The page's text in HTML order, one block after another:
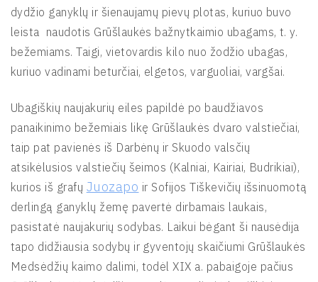
dydžio ganyklų ir šienaujamų pievų plotas, kuriuo buvo
leista naudotis Grūšlaukės bažnytkaimio ubagams, t. y.
bežemiams. Taigi, vietovardis kilo nuo žodžio ubagas,
kuriuo vadinami beturčiai, elgetos, varguoliai, vargšai.
Ubagiškių naujakurių eiles papildė po baudžiavos
panaikinimo bežemiais likę Grūšlaukės dvaro valstiečiai,
taip pat pavienės iš Darbėnų ir Skuodo valsčių
atsikėlusios valstiečių šeimos (Kalniai, Kairiai, Budrikiai),
kurios iš grafų Juozapo ir Sofijos Tiškevičių išsinuomotą
derlingą ganyklų žemę pavertė dirbamais laukais,
pasistatė naujakurių sodybas. Laikui bėgant ši nausėdija
tapo didžiausia sodybų ir gyventojų skaičiumi Grūšlaukės
Medsėdžių kaimo dalimi, todėl XIX a. pabaigoje pačius